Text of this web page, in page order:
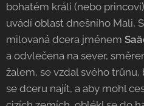
bohatém králi (nebo
uvádí oblast dnešního Mali,
milovaná dcera jménem
a odvlečena na sever,
žalem, se vzdal svého
se dceru najít, a aby mohl